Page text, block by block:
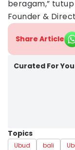
beragam,”
Founder &
Share Article
Curated For You
Topics
Ubud bali